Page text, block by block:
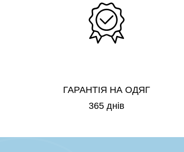
ГАРАНТІЯ НА ОДЯГ
365 днів